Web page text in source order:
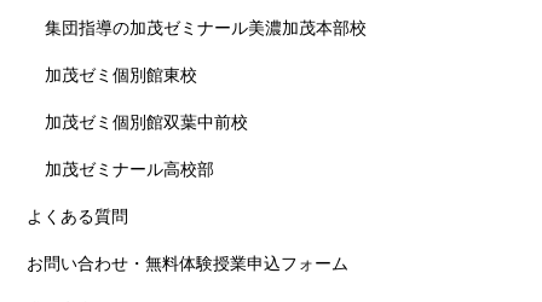
集団指導の加茂ゼミナール美濃加茂本部校
加茂ゼミ個別館東校
加茂ゼミ個別館双葉中前校
加茂ゼミナール高校部
よくある質問
お問い合わせ・無料体験授業申込フォーム